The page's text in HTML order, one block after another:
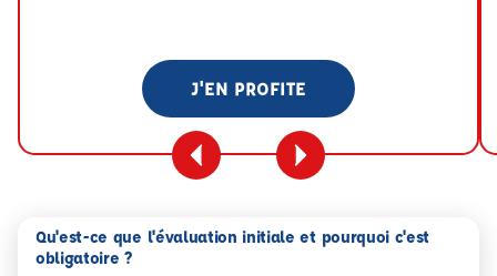
J'EN PROFITE
Qu'est-ce que l'évaluation initiale et pourquoi c'est
obligatoire ?